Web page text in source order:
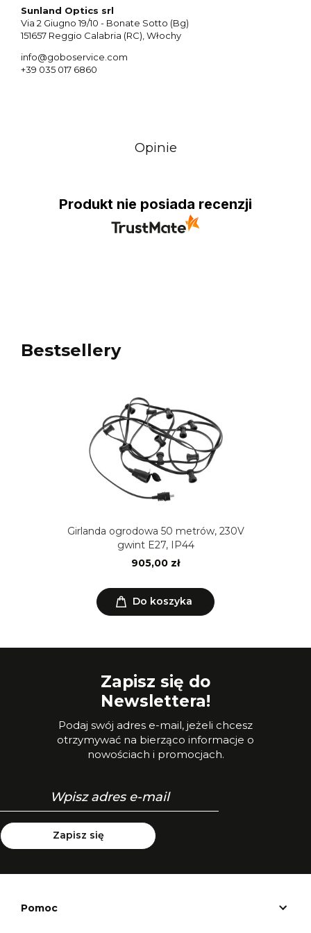
Sunland Optics srl
Via 2 Giugno 19/10 - Bonate Sotto (Bg)
151657 Reggio Calabria (RC), Włochy
info@goboservice.com
+39 035 017 6860
Opinie
Produkt nie posiada recenzji
Bestsellery
Girlanda ogrodowa 50 metrów, 230V
gwint E27, IP44
905,00 zł
Do koszyka
Zapisz się do
Newslettera!
Podaj swój adres e-mail, jeżeli chcesz
otrzymywać na bierząco informacje o
nowościach i promocjach.
Zapisz się
Pomoc